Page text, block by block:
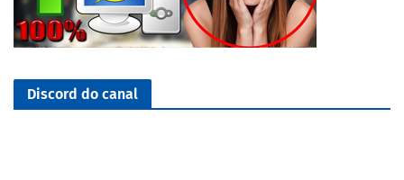
Discord do canal